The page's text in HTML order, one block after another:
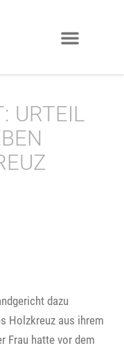
URTEIL
dazu
Holzkreuz aus ihrem
Frau hatte vor dem